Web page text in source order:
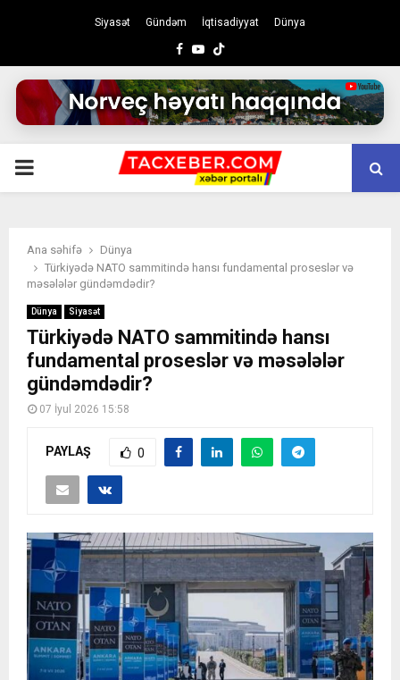
Siyasət Gündəm İqtisadiyyat Dünya
Facebook
Youtube
PRIMARY
Ana səhifə
Dünya
Türkiyədə NATO sammitində hansı fundamental proseslər və
məsələlər gündəmdədir?
Dünya Siyasət
Türkiyədə NATO sammitində hansı
fundamental proseslər və məsələlər
gündəmdədir?
07 İyul 2026 15:58
PAYLAŞ 0